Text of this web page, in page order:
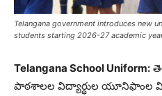
Telangana government introduces new
students starting 2026-27 academic
Telangana School Uniform:
పాఠశాలల విద్యార్థుల యూనిఫాంల